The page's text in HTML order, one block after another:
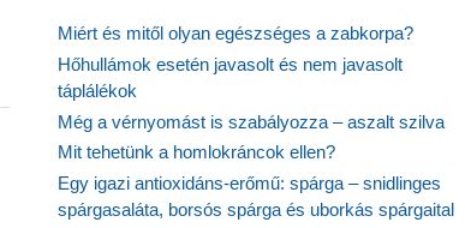
Miért és mitől olyan egészséges a zabkorpa?
Hőhullámok esetén javasolt és nem javasolt
táplálékok
Még a vérnyomást is szabályozza – aszalt szilva
Mit tehetünk a homlokráncok ellen?
Egy igazi antioxidáns-erőmű: spárga – snidlinges
spárgasaláta, borsós spárga és uborkás spárgaital